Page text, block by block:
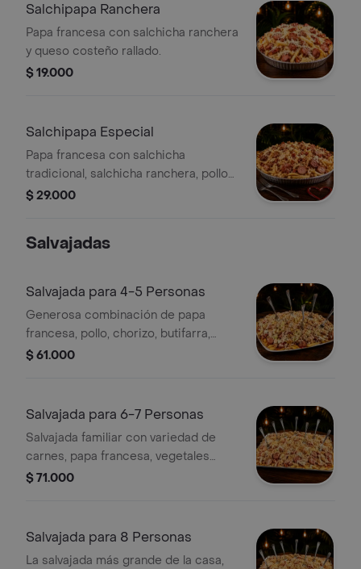
Salchipapa Ranchera
Papa francesa con salchicha ranchera
y queso costeño rallado.
$ 19.000
Salchipapa Especial
Papa francesa con salchicha
tradicional, salchicha ranchera, pollo
desmechado, chorizo y queso
$ 29.000
Salvajadas
Salvajada para 4-5 Personas
Generosa combinación de papa
francesa, pollo, chorizo, butifarra,
salchichón cervecero, vegetales
$ 61.000
Salvajada para 6-7 Personas
Salvajada familiar con variedad de
carnes, papa francesa, vegetales
frescos, papa ripio y queso costeño.
$ 71.000
Salvajada para 8 Personas
La salvajada más grande de la casa,